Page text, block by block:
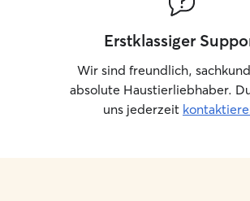
Erstklassiger
Wir sind freundlich,
absolute Haustierliebhaber.
uns jederzeit